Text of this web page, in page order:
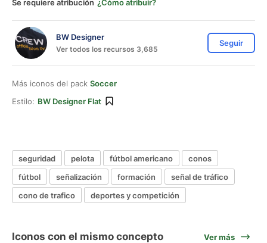
Se requiere atribución ¿Cómo atribuir?
BW Designer
Ver todos los recursos 3,685
Seguir
Más iconos del pack Soccer
Estilo: BW Designer Flat
seguridad pelota fútbol americano
conos
fútbol
señalización formación
señal de tráfico
cono de trafico
deportes y competición
Iconos con el mismo concepto Ver más